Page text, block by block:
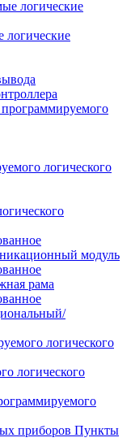
логического
модуль
рама
логического
логического
Пункты